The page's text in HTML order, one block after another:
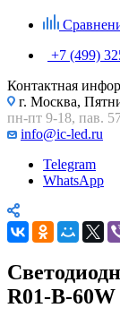
+7 (499)
Контактная
г. Москва,
пн-пт 9-18, пав.
info@ic-led.ru
Telegram
WhatsApp
R01-B-